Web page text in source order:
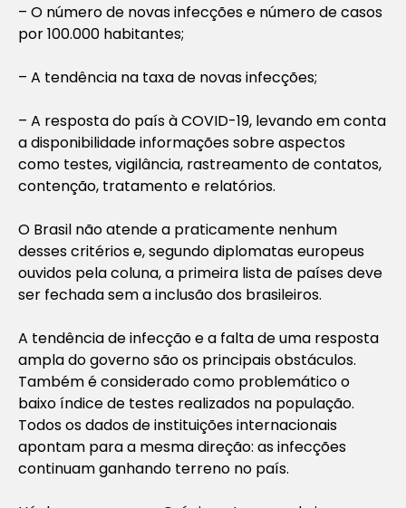
– O número de novas infecções e número de casos
por 100.000 habitantes;
– A tendência na taxa de novas infecções;
– A resposta do país à COVID-19, levando em conta
a disponibilidade informações sobre aspectos
como testes, vigilância, rastreamento de contatos,
contenção, tratamento e relatórios.
O Brasil não atende a praticamente nenhum
desses critérios e, segundo diplomatas europeus
ouvidos pela coluna, a primeira lista de países deve
ser fechada sem a inclusão dos brasileiros.
A tendência de infecção e a falta de uma resposta
ampla do governo são os principais obstáculos.
Também é considerado como problemático o
baixo índice de testes realizados na população.
Todos os dados de instituições internacionais
apontam para a mesma direção: as infecções
continuam ganhando terreno no país.